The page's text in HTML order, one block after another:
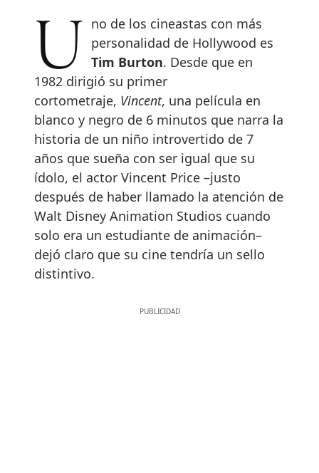
Uno de los cineastas con más
personalidad de Hollywood es
Tim Burton. Desde que en
1982 dirigió su primer
cortometraje, Vincent, una película en
blanco y negro de 6 minutos que narra la
historia de un niño introvertido de 7
años que sueña con ser igual que su
ídolo, el actor Vincent Price –justo
después de haber llamado la atención de
Walt Disney Animation Studios cuando
solo era un estudiante de animación–
dejó claro que su cine tendría un sello
distintivo.